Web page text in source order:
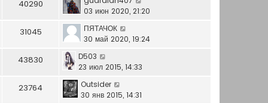
щ
и
о
е
с
о
е
л
н
у
о
40290
03 июн 2020, 21:20
31045
ПЯТАЧОК
30 май 2020, 19:24
43830
D503
23 июл 2015, 14:33
23764
Outsider
30 янв 2015, 14:31